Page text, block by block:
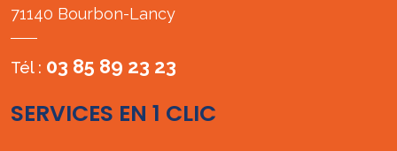
71140 Bourbon-Lancy
Tél : 03 85 89 23 23
SERVICES EN 1 CLIC